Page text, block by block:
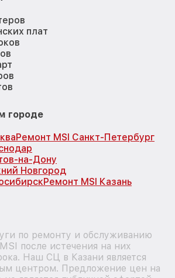
плат
городе
Ремонт MSI Санкт-Петербург
на-Дону
Новгород
Ремонт MSI Казань
по ремонту и обслуживанию
после истечения на них
Наш СЦ в Казани является
центром. Предложение цен на